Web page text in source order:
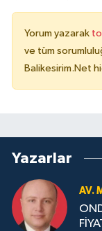
Yorum yazarak
ve tüm
Balikesirim.Net
Yazarlar
AV.